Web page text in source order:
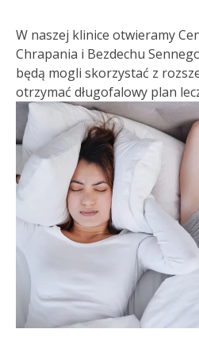
W naszej klinice otwieramy
Chrapania i Bezdechu
będą mogli skorzystać z
otrzymać długofalowy plan